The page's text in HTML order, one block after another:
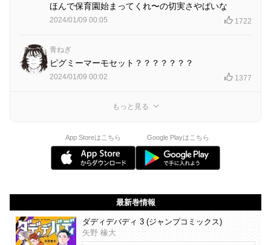
ほんで保育園始まってくれ〜の切実さやばいな
2024/01/09 00:05 1722
青ねぎ
ピグミーマーモセット？？？？？？？
2024/01/09 00:02 1377
もっと見る
App Storeはこちら Google Playはこちら
最新巻情報
ダディデバディ 3 (ジャンプコミックス)
矢野 椽大